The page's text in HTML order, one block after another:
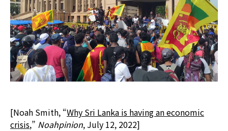
[Noah Smith, “Why Sri Lanka is having an economic
crisis,” Noahpinion, July 12, 2022]